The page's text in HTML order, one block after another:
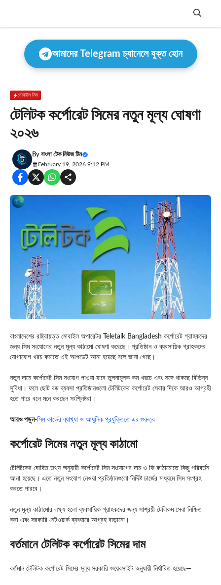
Menu
আমাদের Telegram চ্যানেলে যুক্ত হোন
মোবাইল সিম
টেলিটক কর্পোরেট সিমের নতুন মূল্য ঘোষণা
২০২৬
By বাংলা টেক নিউজ টিম
February 19, 2026 9:12 PM
বাংলাদেশের রাষ্ট্রায়ত্ত মোবাইল অপারেটর Teletalk Bangladesh কর্পোরেট গ্রাহকদের
জন্য সিম সংযোগের নতুন মূল্য কাঠামো ঘোষণা করেছে। প্রতিষ্ঠান ও ব্যবসায়িক গ্রাহকদের
যোগাযোগ খরচ কমাতে এই আপডেট আনা হয়েছে বলে জানা গেছে।
নতুন দামে কর্পোরেট সিম সংযোগ পাওয়া যাবে তুলনামূলক কম খরচে এবং সঙ্গে থাকছে বিভিন্ন
সুবিধা। ফলে ছোট বড় ব্যবসা প্রতিষ্ঠানগুলো টেলিটকের কর্পোরেট সেবার দিকে আরও আগ্রহী
হতে পারে বলে মনে করছেন সংশ্লিষ্টরা।
আরও পড়ুন-সিম কার্ডের ব্যাখ্যা ও আধুনিক প্রযুক্তিতে এর গুরুত্ব
কর্পোরেট সিমের নতুন মূল্য কাঠামো
টেলিটকের ঘোষিত তথ্য অনুযায়ী কর্পোরেট সিম সংযোগের দাম ও ফি কাঠামোতে কিছু পরিবর্তন
আনা হয়েছে। এতে নতুন সংযোগ নেওয়া প্রতিষ্ঠানগুলো নির্দিষ্ট চার্জের মাধ্যমে সিম সংগ্রহ
করতে পারবে।
নতুন মূল্য কাঠামোর লক্ষ্য হলো ব্যবসায়িক গ্রাহকদের জন্য সাশ্রয়ী টেলিকম সেবা নিশ্চিত
করা এবং সরকারি নেটওয়ার্ক ব্যবহারে আগ্রহ বাড়ানো।
বর্তমানে টেলিটক কর্পোরেট সিমের দাম
বর্তমান টেলিটক কর্পোরেট সিমের মূল্য সরকারি ওয়েবসাইট অনুযায়ী নির্ধারিত হয়েছে—